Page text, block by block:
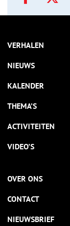
VERHALEN
NIEUWS
KALENDER
THEMA’S
ACTIVITEITEN
VIDEO’S
OVER ONS
CONTACT
NIEUWSBRIEF